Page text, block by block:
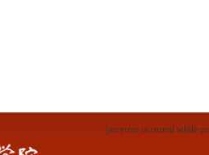
[an error occurred while